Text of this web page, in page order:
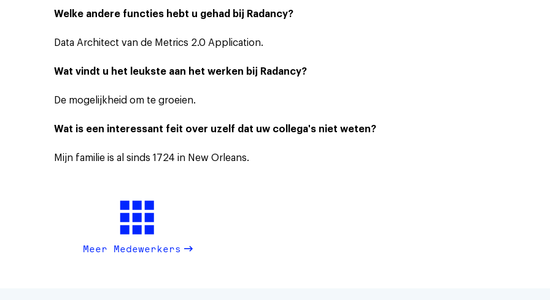
Welke andere functies hebt u gehad bij Radancy?
Data Architect van de Metrics 2.0 Application.
Wat vindt u het leukste aan het werken bij Radancy?
De mogelijkheid om te groeien.
Wat is een interessant feit over uzelf dat uw collega's niet weten?
Mijn familie is al sinds 1724 in New Orleans.
Meer Medewerkers